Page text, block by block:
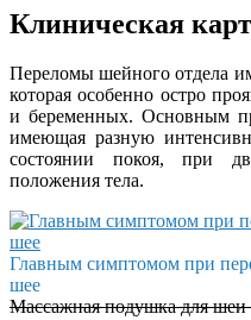
Клиническая
Переломы шейного отдела
которая особенно остро
и беременных. Основным
имеющая разную
состоянии покоя, при
положения тела.
Главным симптомом при
шее
Массажная подушка для шеи